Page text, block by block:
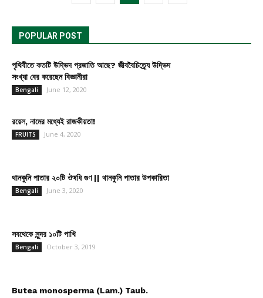
POPULAR POST
পৃথিবীতে কতটি উদ্ভিদ প্রজাতি আছে? জীববৈচিত্র্যে উদ্ভিদ
সংখ্যা বের করেছেন বিজ্ঞানীরা
Bengali June 12, 2020
রয়েল, নামের মধ্যেই রাজকীয়তা!
FRUITS June 4, 2020
থানকুনি পাতার ২০টি ঔষধি গুণ || থানকুনি পাতার উপকারিতা
Bengali June 3, 2020
সবথেকে সুন্দর ১০টি পাখি
Bengali October 3, 2019
Butea monosperma (Lam.) Taub.